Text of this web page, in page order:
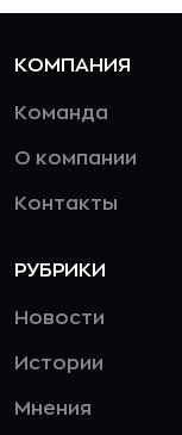
КОМПАНИЯ
Команда
О компании
Контакты
РУБРИКИ
Новости
Истории
Мнения